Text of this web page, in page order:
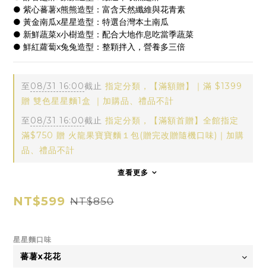
● 紫心蕃薯x熊熊造型：富含天然纖維與花青素
● 黃金南瓜x星星造型：特選台灣本土南瓜
● 新鮮蔬菜x小樹造型：配合大地作息吃當季蔬菜
● 鮮紅蘿蔔x兔兔造型：整顆拌入，營養多三倍
至08/31 16:00截止 指定分類，【滿額贈】｜滿 $1399
贈 雙色星星麵1盒 ｜加購品、禮品不計
至08/31 16:00截止 指定分類，【滿額首贈】全館指定
滿$750 贈 火龍果寶寶麵１包(贈完改贈隨機口味)｜加購
品、禮品不計
查看更多
NT$599 NT$850
星星麵口味